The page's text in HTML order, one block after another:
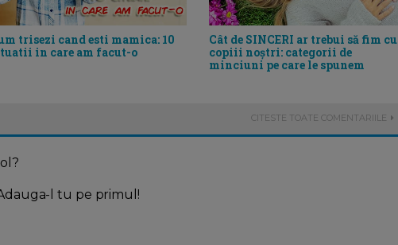
trisezi cand esti mamica: 10
in care am facut-o
Cât de SINCERI ar trebui să fim cu
copiii noștri: categorii de
minciuni pe care le spunem
CITESTE TOATE COMENTARIILE
l tu pe primul!